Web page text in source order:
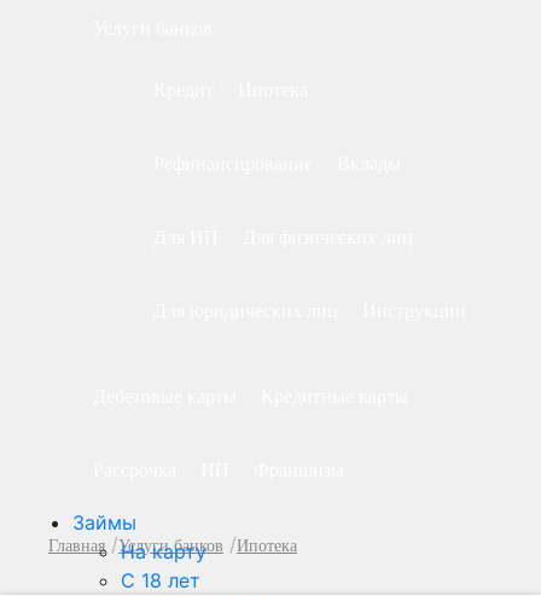
Займы
На карту
С 18 лет
Главная Услуги банков Ипотека